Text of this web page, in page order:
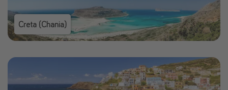
Creta (Chania)